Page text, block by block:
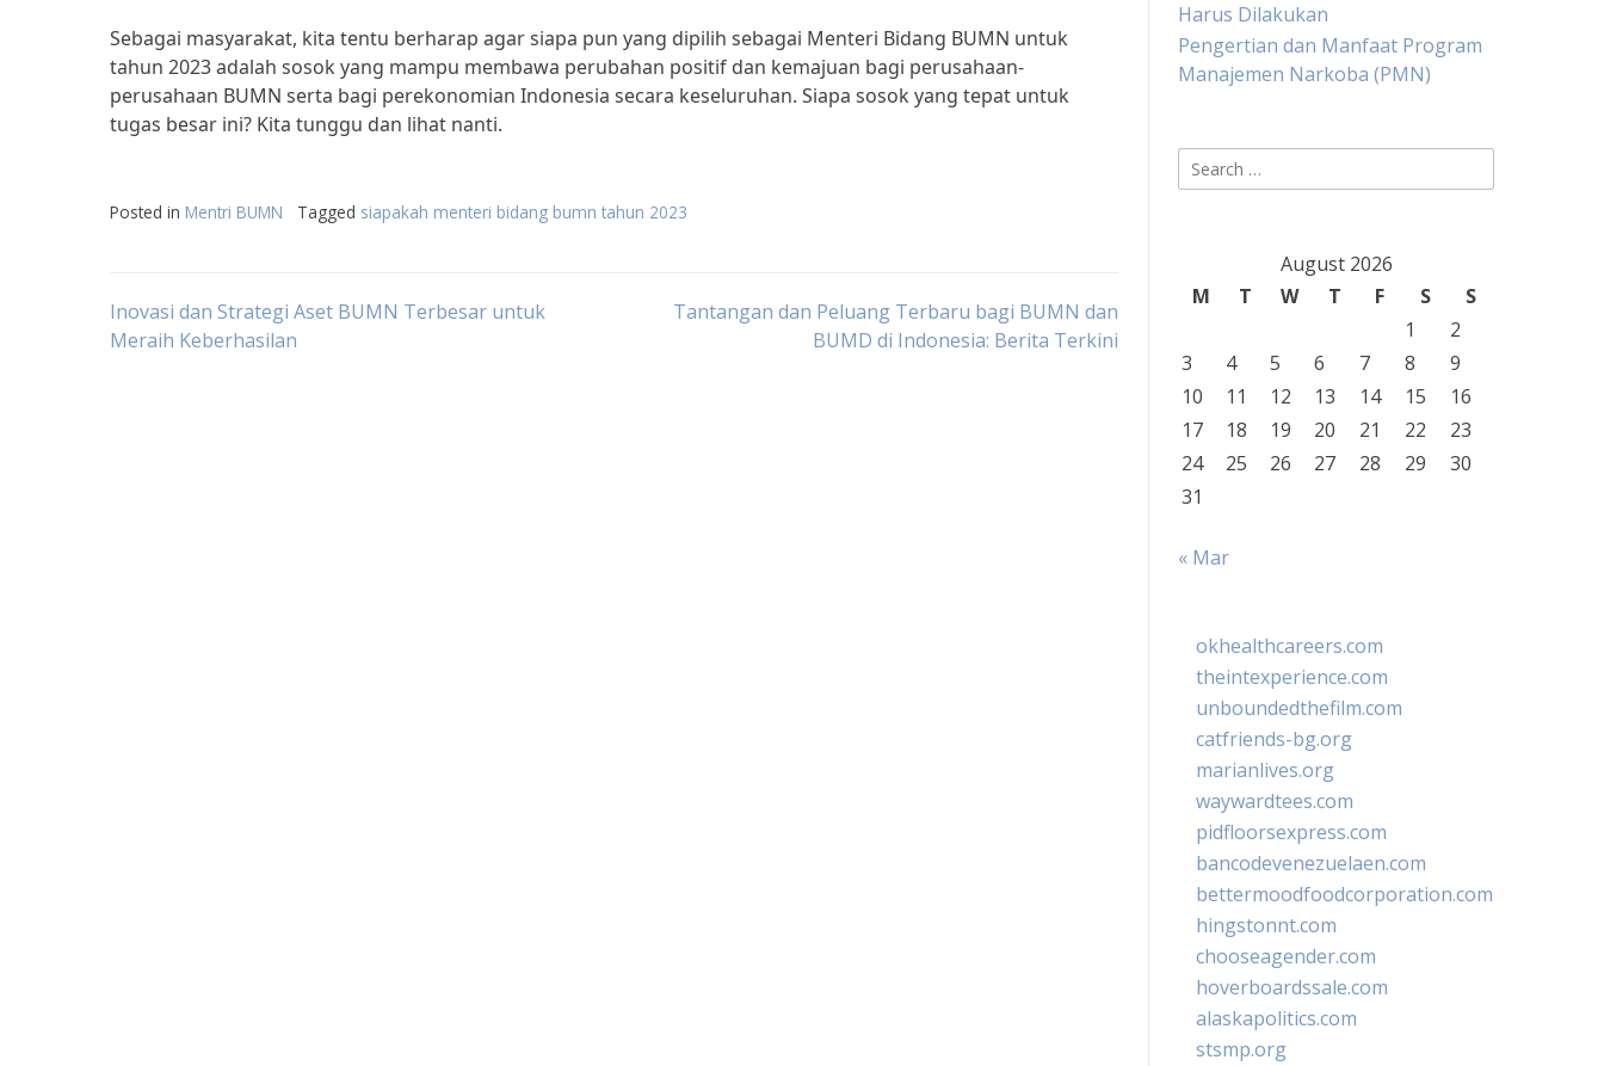
Sebagai masyarakat, kita tentu berharap agar siapa pun yang dipilih sebagai Menteri Bidang BUMN untuk
tahun 2023 adalah sosok yang mampu membawa perubahan positif dan kemajuan bagi perusahaan-
perusahaan BUMN serta bagi perekonomian Indonesia secara keseluruhan. Siapa sosok yang tepat untuk
tugas besar ini? Kita tunggu dan lihat nanti.
Posted in Mentri BUMN Tagged siapakah menteri bidang bumn tahun 2023
Post
Inovasi dan Strategi Aset BUMN Terbesar untuk
Meraih Keberhasilan
Tantangan dan Peluang Terbaru bagi BUMN dan
BUMD di Indonesia: Berita Terkini
Harus Dilakukan
Pengertian dan Manfaat Program
Manajemen Narkoba (PMN)
Search
for:
August 2026
M
T W T F S
S
1
2
3
4 5 6 7 8
9
10
11 12 13 14 15
16
17
18 19 20 21 22
23
24
25 26 27 28 29
30
31
« Mar
okhealthcareers.com
theintexperience.com
unboundedthefilm.com
catfriends-bg.org
marianlives.org
waywardtees.com
pidfloorsexpress.com
bancodevenezuelaen.com
bettermoodfoodcorporation.com
hingstonnt.com
chooseagender.com
hoverboardssale.com
alaskapolitics.com
stsmp.org